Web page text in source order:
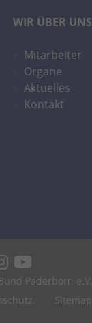
WIR ÜBER UNS
Mitarbeiter
Organe
Aktuelles
Kontakt
Paderborn e.V.
Sitemap